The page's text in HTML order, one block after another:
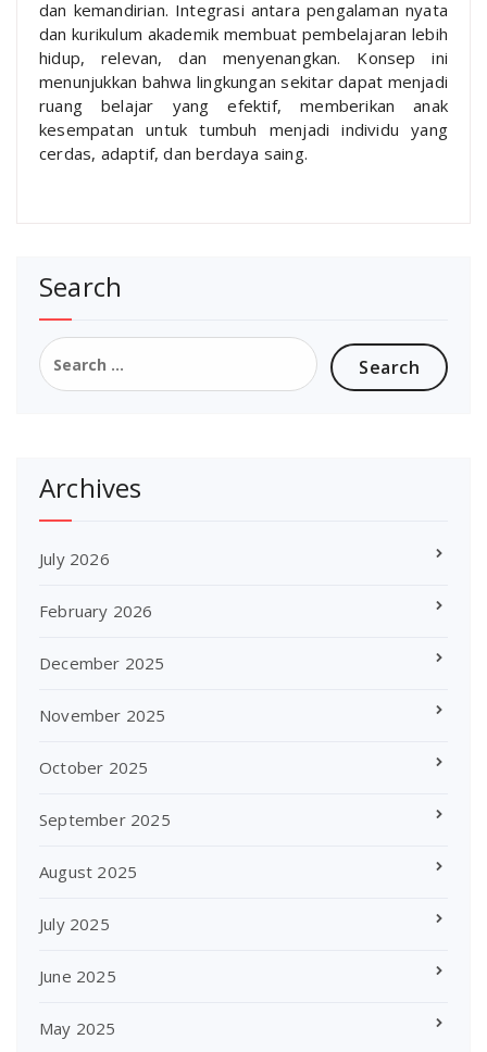
dan kemandirian. Integrasi antara pengalaman nyata
dan kurikulum akademik membuat pembelajaran lebih
hidup, relevan, dan menyenangkan. Konsep ini
menunjukkan bahwa lingkungan sekitar dapat menjadi
ruang belajar yang efektif, memberikan anak
kesempatan untuk tumbuh menjadi individu yang
cerdas, adaptif, dan berdaya saing.
Search
Search
for:
Archives
July 2026
February 2026
December 2025
November 2025
October 2025
September 2025
August 2025
July 2025
June 2025
May 2025